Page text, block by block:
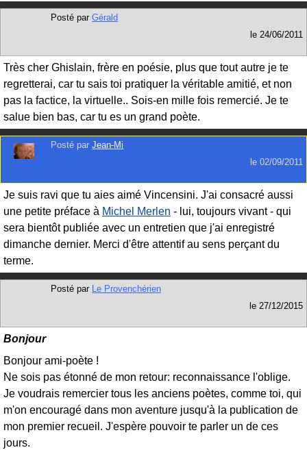
Posté par Gérald
le 24/06/2011
Très cher Ghislain, frère en poésie, plus que tout autre je te
regretterai, car tu sais toi pratiquer la véritable amitié, et non
pas la factice, la virtuelle.. Sois-en mille fois remercié. Je te
salue bien bas, car tu es un grand poète.
Posté par Jean-Mi
le 02/09/2011
Je suis ravi que tu aies aimé Vincensini. J'ai consacré aussi
une petite préface à Michel Merlen - lui, toujours vivant - qui
sera bientôt publiée avec un entretien que j'ai enregistré
dimanche dernier. Merci d'être attentif au sens perçant du
terme.
Posté par Le Provenchérien
le 27/12/2015
Bonjour
Bonjour ami-poète !
Ne sois pas étonné de mon retour: reconnaissance l'oblige.
Je voudrais remercier tous les anciens poètes, comme toi, qui
m'on encouragé dans mon aventure jusqu'à la publication de
mon premier recueil. J'espère pouvoir te parler un de ces
jours.